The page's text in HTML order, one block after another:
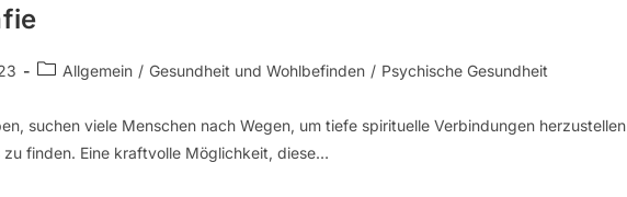
Allgemein / Gesundheit und Wohlbefinden / Psychische Gesundheit
suchen viele Menschen nach Wegen, um tiefe spirituelle Verbindungen herzustellen
finden. Eine kraftvolle Möglichkeit, diese…